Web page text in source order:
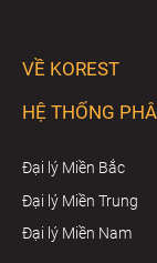
VỀ KOREST
HỆ THỐNG
Đại lý Miền Bắc
Đại lý Miền Trung
Đại lý Miền Nam